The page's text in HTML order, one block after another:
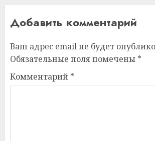
Добавить комментарий
Ваш адрес email не будет
Обязательные поля помечены *
Комментарий *